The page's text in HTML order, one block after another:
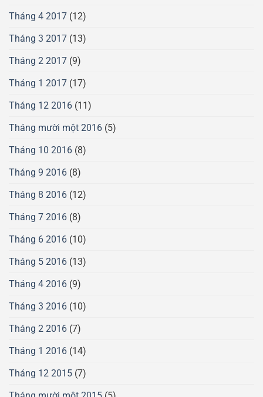
Tháng 4 2017 (12)
Tháng 3 2017 (13)
Tháng 2 2017 (9)
Tháng 1 2017 (17)
Tháng 12 2016 (11)
Tháng mười một 2016 (5)
Tháng 10 2016 (8)
Tháng 9 2016 (8)
Tháng 8 2016 (12)
Tháng 7 2016 (8)
Tháng 6 2016 (10)
Tháng 5 2016 (13)
Tháng 4 2016 (9)
Tháng 3 2016 (10)
Tháng 2 2016 (7)
Tháng 1 2016 (14)
Tháng 12 2015 (7)